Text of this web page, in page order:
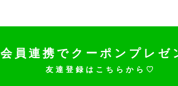
会員連携でクーポンプレゼ
友達登録はこちらから♡